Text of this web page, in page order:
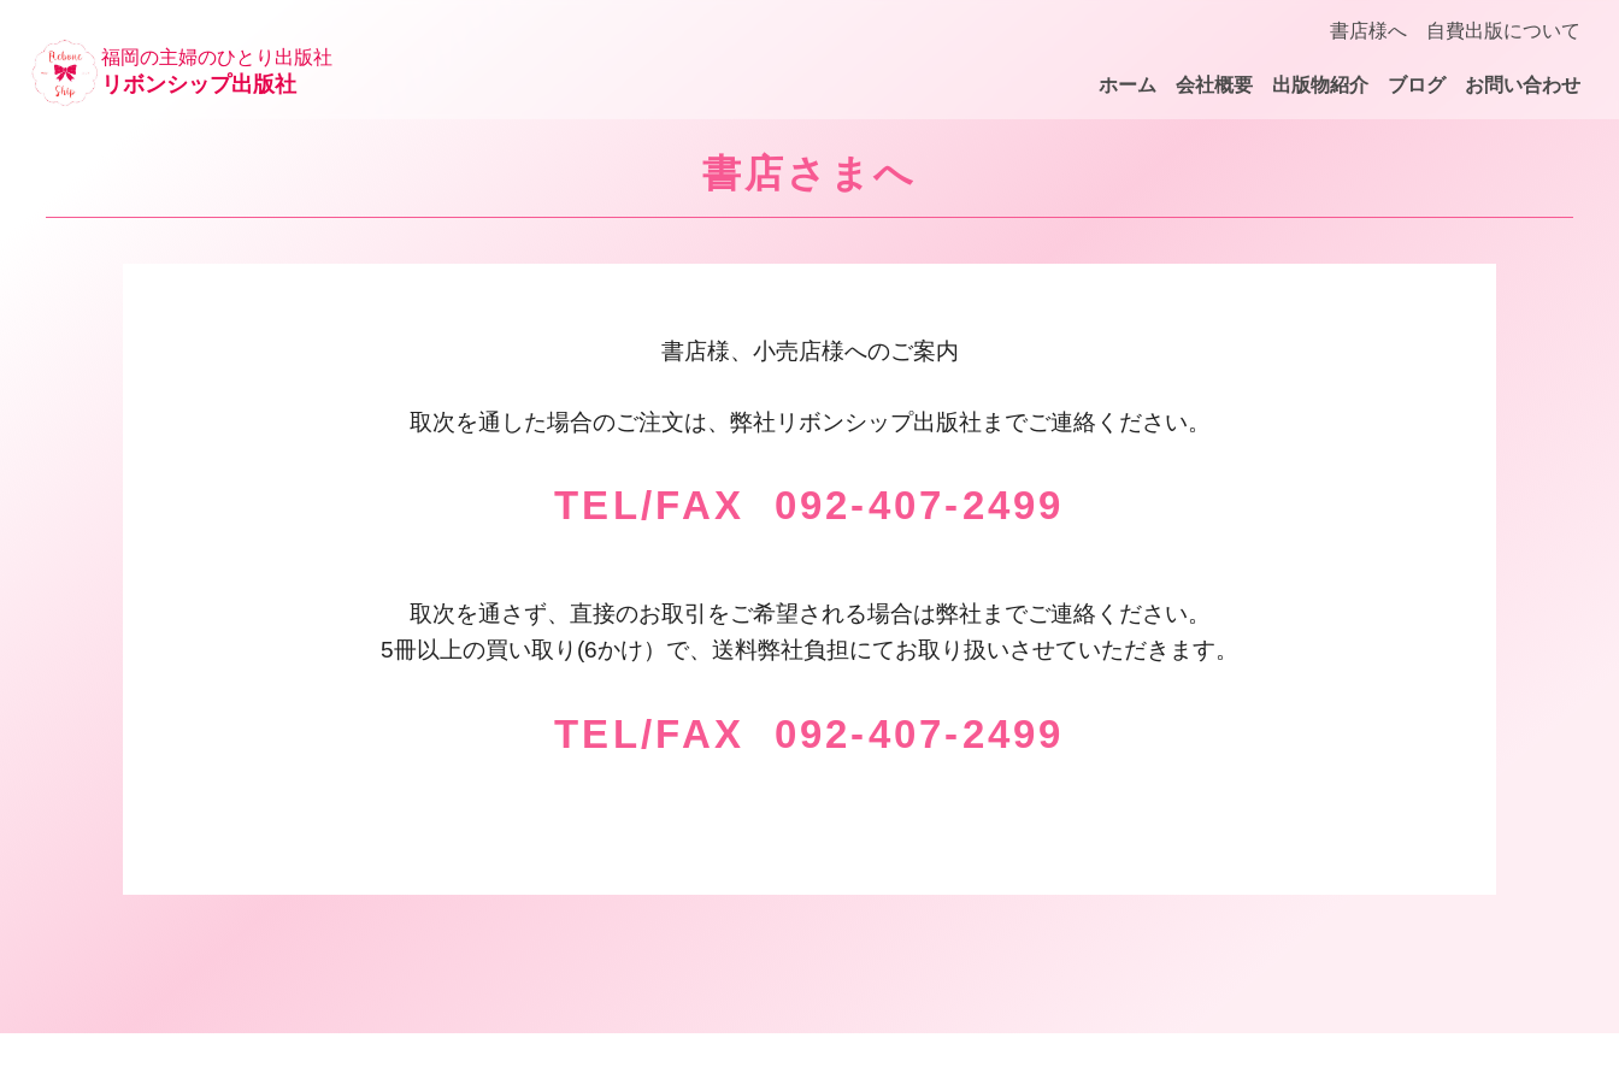
福岡の主婦のひとり出版社
リボンシップ出版社
書店様へ 自費出版について
ホーム 会社概要 出版物紹介 ブログ お問い合わせ
書店さまへ
書店様、小売店様へのご案内
取次を通した場合のご注文は、弊社リボンシップ出版社までご連絡ください。
TEL/FAX 092-407-2499
取次を通さず、直接のお取引をご希望される場合は弊社までご連絡ください。
5冊以上の買い取り(6かけ）で、送料弊社負担にてお取り扱いさせていただきます。
TEL/FAX 092-407-2499